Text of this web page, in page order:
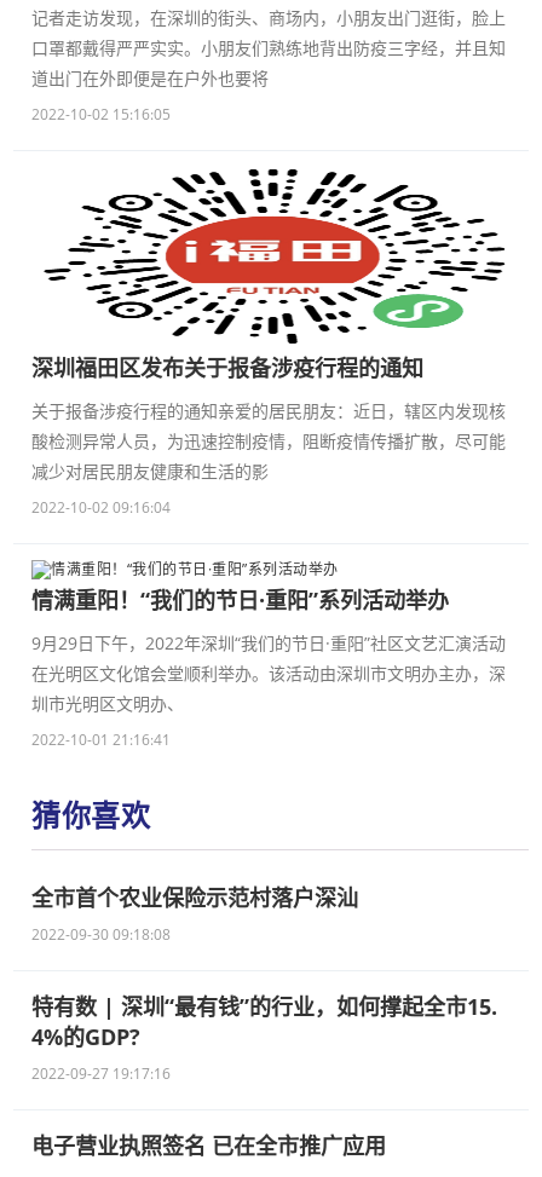
记者走访发现，在深圳的街头、商场内，小朋友出门逛街，脸上
口罩都戴得严严实实。小朋友们熟练地背出防疫三字经，并且知
道出门在外即便是在户外也要将
2022-10-02 15:16:05
深圳福田区发布关于报备涉疫行程的通知
关于报备涉疫行程的通知亲爱的居民朋友：近日，辖区内发现核
酸检测异常人员，为迅速控制疫情，阻断疫情传播扩散，尽可能
减少对居民朋友健康和生活的影
2022-10-02 09:16:04
情满重阳！“我们的节日·重阳”系列活动举办
9月29日下午，2022年深圳“我们的节日·重阳”社区文艺汇演活动
在光明区文化馆会堂顺利举办。该活动由深圳市文明办主办，深
圳市光明区文明办、
2022-10-01 21:16:41
猜你喜欢
全市首个农业保险示范村落户深汕
2022-09-30 09:18:08
特有数 | 深圳“最有钱”的行业，如何撑起全市15.
4%的GDP?
2022-09-27 19:17:16
电子营业执照签名 已在全市推广应用